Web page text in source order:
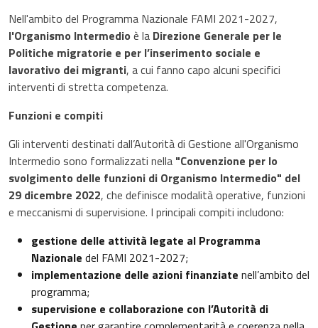
Nell'ambito del Programma Nazionale FAMI 2021-2027,
l'Organismo Intermedio è la Direzione Generale per le
Politiche migratorie e per l’inserimento sociale e
lavorativo dei migranti, a cui fanno capo alcuni specifici
interventi di stretta competenza.
Funzioni e compiti
Gli interventi destinati dall’Autorità di Gestione all'Organismo
Intermedio sono formalizzati nella "Convenzione per lo
svolgimento delle funzioni di Organismo Intermedio" del
29 dicembre 2022, che definisce modalità operative, funzioni
e meccanismi di supervisione. I principali compiti includono:
gestione delle attività legate al Programma
Nazionale del FAMI 2021-2027;
implementazione delle azioni finanziate nell’ambito del
programma;
supervisione e collaborazione con l’Autorità di